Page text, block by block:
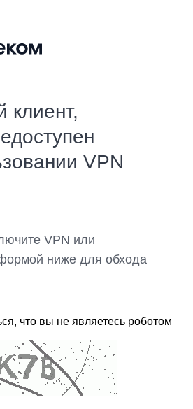
клиент,
VPN
VPN или
ниже для обхода
что вы не являетесь роботом